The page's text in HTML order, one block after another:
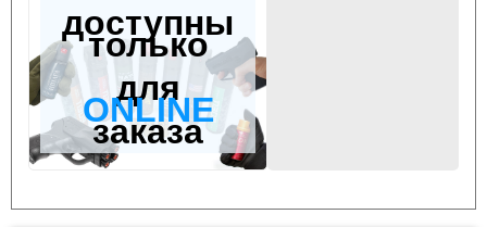
доступны
только
для
ONLINE
заказа